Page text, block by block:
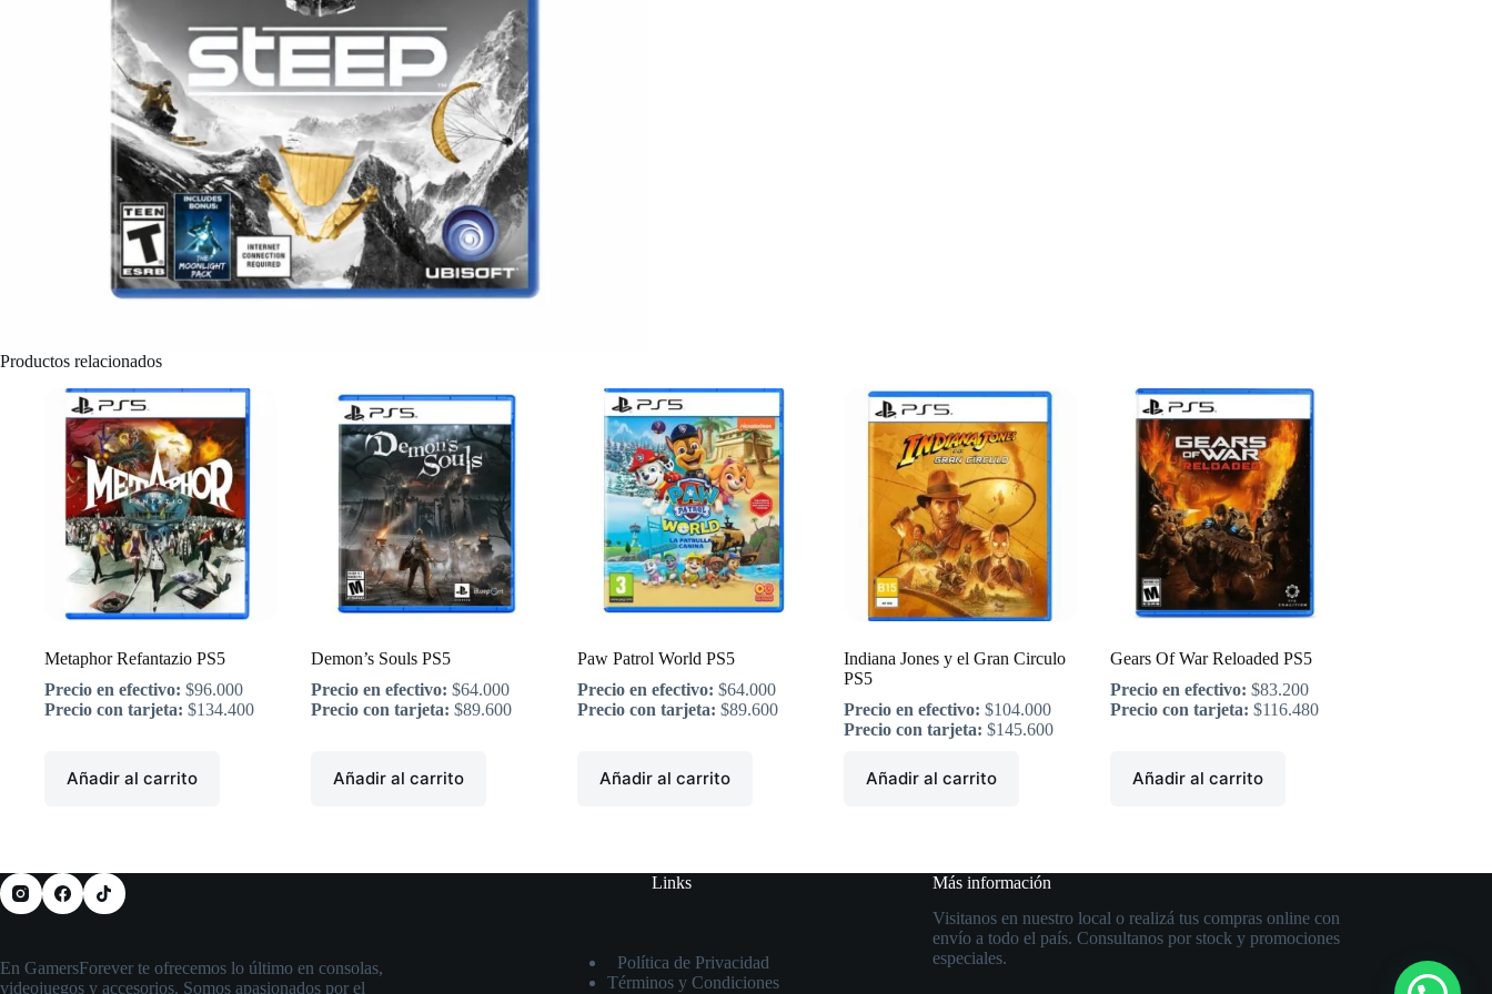
Productos relacionados
Metaphor Refantazio PS5
Precio en efectivo: $96.000
Precio con tarjeta: $134.400
Añadir al carrito
Demon’s Souls PS5
Precio en efectivo: $64.000
Precio con tarjeta: $89.600
Añadir al carrito
Paw Patrol World PS5
Precio en efectivo: $64.000
Precio con tarjeta: $89.600
Añadir al carrito
Indiana Jones y el Gran Circulo
PS5
Precio en efectivo: $104.000
Precio con tarjeta: $145.600
Añadir al carrito
Gears Of War Reloaded PS5
Precio en efectivo: $83.200
Precio con tarjeta: $116.480
Añadir al carrito
En GamersForever te ofrecemos lo último en consolas,
videojuegos y accesorios. Somos apasionados por el
Links
Política de Privacidad
Términos y Condiciones
Más información
Visitanos en nuestro local o realizá tus compras online con
envío a todo el país. Consultanos por stock y promociones
especiales.